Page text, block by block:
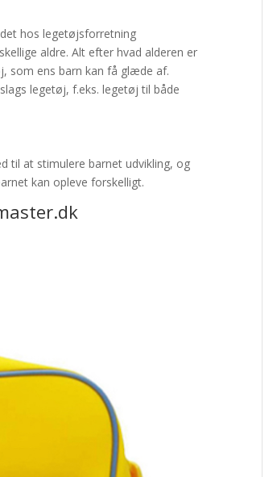
hos legetøjsforretning
aldre. Alt efter hvad alderen er
som ens barn kan få glæde af.
legetøj, f.eks. legetøj til både
til at stimulere barnet udvikling, og
kan opleve forskelligt.